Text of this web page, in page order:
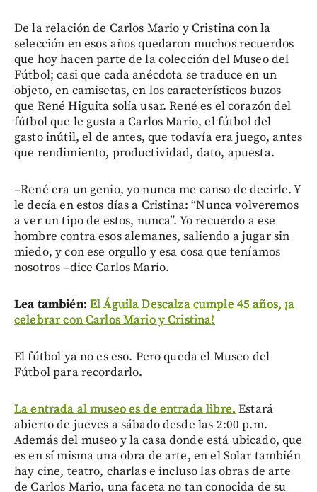
De la relación de Carlos Mario y Cristina con la
selección en esos años quedaron muchos recuerdos
que hoy hacen parte de la colección del Museo del
Fútbol; casi que cada anécdota se traduce en un
objeto, en camisetas, en los característicos buzos
que René Higuita solía usar. René es el corazón del
fútbol que le gusta a Carlos Mario, el fútbol del
gasto inútil, el de antes, que todavía era juego, antes
que rendimiento, productividad, dato, apuesta.
–René era un genio, yo nunca me canso de decirle. Y
le decía en estos días a Cristina: “Nunca volveremos
a ver un tipo de estos, nunca”. Yo recuerdo a ese
hombre contra esos alemanes, saliendo a jugar sin
miedo, y con ese orgullo y esa cosa que teníamos
nosotros –dice Carlos Mario.
Lea también: El Águila Descalza cumple 45 años, ¡a
celebrar con Carlos Mario y Cristina!
El fútbol ya no es eso. Pero queda el Museo del
Fútbol para recordarlo.
La entrada al museo es de entrada libre. Estará
abierto de jueves a sábado desde las 2:00 p.m.
Además del museo y la casa donde está ubicado, que
es en sí misma una obra de arte, en el Solar también
hay cine, teatro, charlas e incluso las obras de arte
de Carlos Mario, una faceta no tan conocida de su